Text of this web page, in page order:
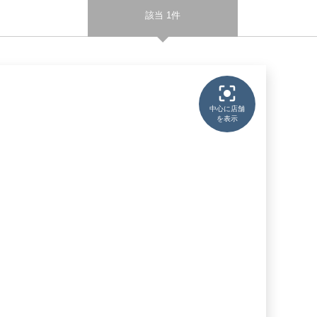
該当 1件
中心に店舗
を表示